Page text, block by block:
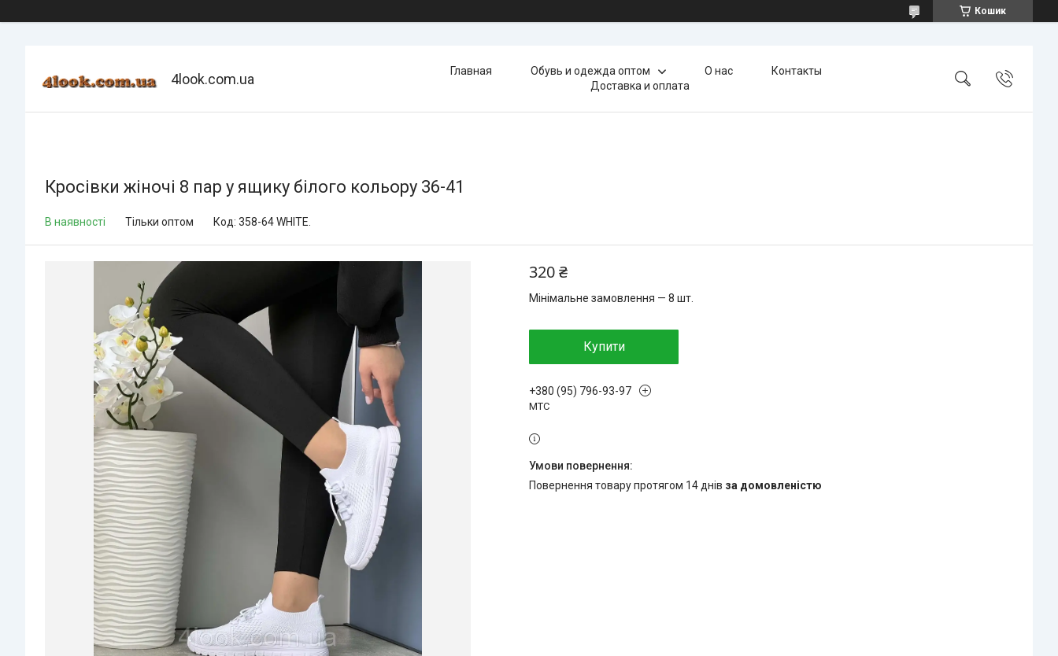
Кошик
4look.com.ua Главная Обувь и одежда оптом О нас
Контакты
Доставка и оплата
Кросівки жіночі 8 пар у ящику білого кольору 36-41
В наявності Тільки оптом Код: 358-64 WHITE.
320 ₴
Мінімальне замовлення — 8 шт.
Купити
+380 (95) 796-93-97
МТС
повернення товару протягом 14 днів за домовленістю